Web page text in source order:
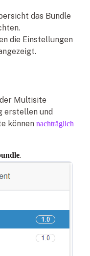
das Bundle
die Einstellungen
der Multisite
erstellen und
können nachträglich
.